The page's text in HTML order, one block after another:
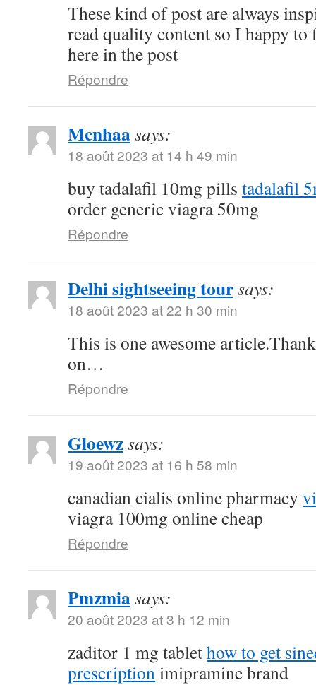
These kind of post are always
read quality content so I happy
here in the post
Répondre
Mcnhaasays:
18 août 2023 at 14 h 49 min
buy tadalafil 10mg pills tadalafil
order generic viagra 50mg
Répondre
Delhi sightseeing toursays:
18 août 2023 at 22 h 30 min
This is one awesome
on…
Répondre
Gloewzsays:
19 août 2023 at 16 h 58 min
canadian cialis online pharmacy
viagra 100mg online cheap
Répondre
Pmzmiasays:
20 août 2023 at 3 h 12 min
zaditor 1 mg tablethow to get
prescriptionimipramine brand